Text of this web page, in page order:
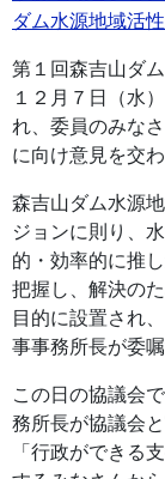
ダム水源地域活
第１回森吉山ダ
１２月７日（水
れ、委員のみな
に向け意見を交わ
森吉山ダム水源
ジョンに則り、
的・効率的に推
把握し、解決の
目的に設置され
事事務所長が委
この日の協議会
務所長が協議会
「行政ができる